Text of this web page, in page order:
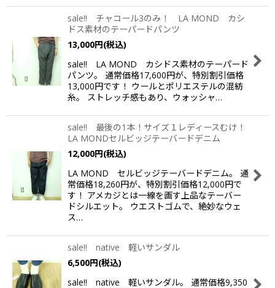
sale!! チャコール3のみ！ LA MOND カシ
ドス素材のテーパードパンツ
13,000円(税込)
sale!! LA MOND カシドス素材のテーパード
パンツ。 通常価格17,600円が、特別割引価格
13,000円です！ ウールとポリエステルの混紡
糸。 ストレッチ感もあり、ウォッシャ…
sale!! 最後の1本！サイズ１レディースむけ！
LA MONDセルビッジテーバードデニム
12,000円(税込)
LA MOND セルビッジテーバードデニム。 通
常価格18,260円が、特別割引価格12,000円で
す！ アメカジとは一線を画す上品なテーバー
ドシルエット。 ウエストゴムで、絶妙なウェ
ス…
sale!! native 軽いサンダル
6,500円(税込)
sale!! native 軽いサンダル。 通常価格9,350